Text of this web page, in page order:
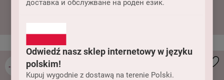
доставка и обслужване на роден език.
Odwiedź nasz sklep internetowy w języku
polskim!
Kupuj wygodnie z dostawą na terenie Polski.
-43%